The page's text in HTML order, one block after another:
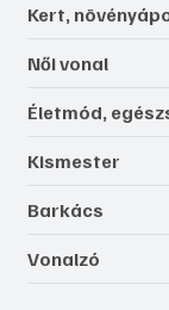
Kert,
Női vonal
Életmód,
Kismester
Barkács
Vonalzó